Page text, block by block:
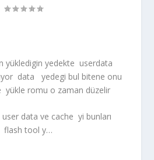
yükledigin yedekte userdata
data yedegi bul bitene onu
yükle romu o zaman düzelir
data ve cache yi bunları
flash tool y…